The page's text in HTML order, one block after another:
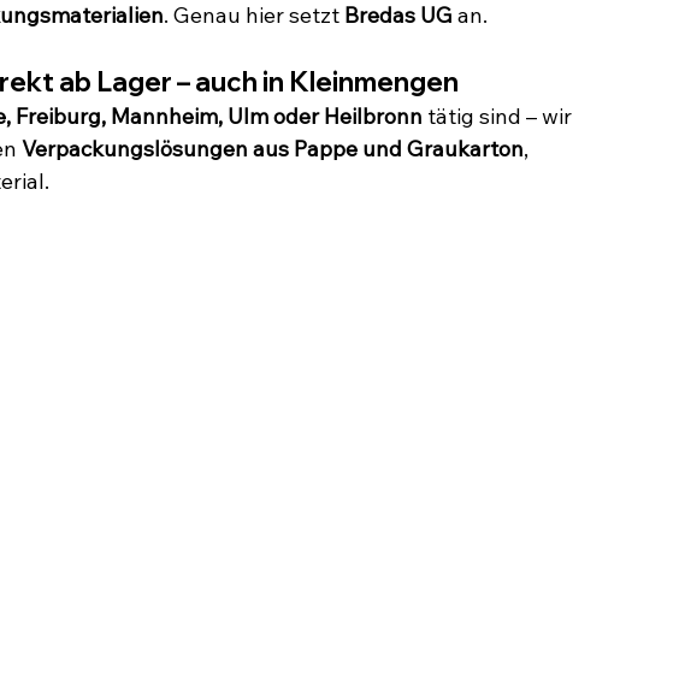
. Genau hier setzt Bredas UG an.
ab Lager – auch in Kleinmengen
Freiburg, Mannheim, Ulm oder Heilbronn tätig sind – wir
Verpackungslösungen aus Pappe und Graukarton,